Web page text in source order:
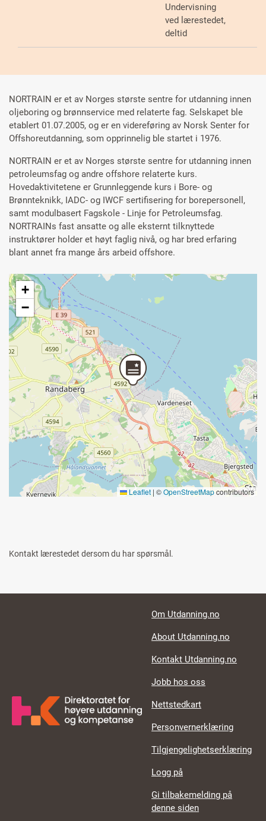
Undervisning
ved lærestedet,
deltid
NORTRAIN er et av Norges største sentre for utdanning innen
oljeboring og brønnservice med relaterte fag. Selskapet ble
etablert 01.07.2005, og er en videreføring av Norsk Senter for
Offshoreutdanning, som opprinnelig ble startet i 1976.
NORTRAIN er et av Norges største sentre for utdanning innen
petroleumsfag og andre offshore relaterte kurs.
Hovedaktivitetene er Grunnleggende kurs i Bore- og
Brønnteknikk, IADC- og IWCF sertifisering for borepersonell,
samt modulbasert Fagskole - Linje for Petroleumsfag.
NORTRAINs fast ansatte og alle eksternt tilknyttede
instruktører holder et høyt faglig nivå, og har bred erfaring
blant annet fra mange års arbeid offshore.
+
−
Leaflet | ©OpenStreetMapcontributors
Kontakt lærestedet dersom du har spørsmål.
Footer links
Om Utdanning.no
About Utdanning.no
Kontakt Utdanning.no
Jobb hos oss
Nettstedkart
Personvernerklæring
Tilgjengelighetserklæring
Logg på
Gi tilbakemelding på
denne siden